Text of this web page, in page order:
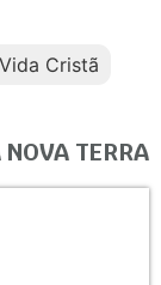
Cristã
TERRA